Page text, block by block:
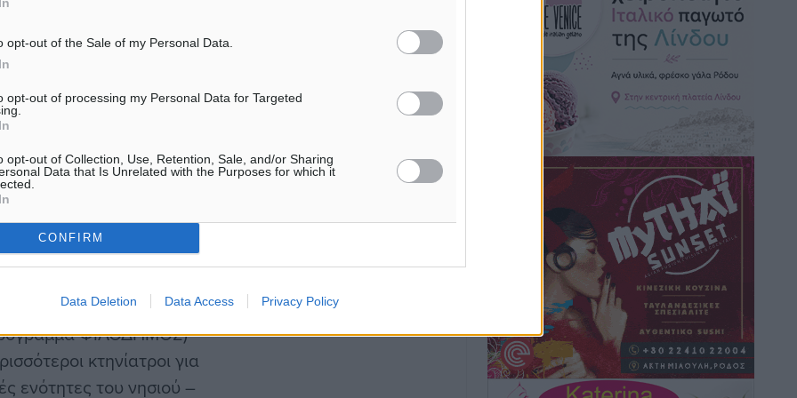
opt-out of the Sale of my Personal Data.
opt-out of processing my Personal Data for Targeted
opt-out of Collection, Use, Retention, Sale, and/or Sharing
Data that Is Unrelated with the Purposes for which it
CONFIRM
Data Deletion Data Access Privacy Policy
στη Δημοτική
διαγωνισμού για
στείρωση,
–με
ο κ. Θωμάτος
στην Νότια
και της Λίνδου), ένα
Αφάντου, ένα τμήμα για
στις Δημοτικές
– Αταβύρου. Η
ΦΙΛΟΔΗΜΟΣ)
κτηνίατροι για
ενότητες του νησιού –
Καιρός: Επιμένουν οι υψηλές
θερμοκρασίες – Ισχυρά μελτέμια έως 9
μποφόρ, σε «Red Code» 6 περιοχές
Τοπικές Ειδήσεις πριν 4 ώρες
Τα φοιτητικά ενοίκια «τινάζουν στον
αέρα» τους οικογενειακούς
προϋπολογισμούς
• πριν 4 ώρες
Δύο νέοι ξενώνες παραδόθηκαν στις
Ένοπλες Δυνάμεις στη νήσο Ρω
Τοπικές Ειδήσεις πριν 4 ώρες
Συνεχίζεται η έξοδος του Αυγούστου –
Πάνω από 34.000 αναχωρούν σήμερα
μόνο από τον Πειραιά